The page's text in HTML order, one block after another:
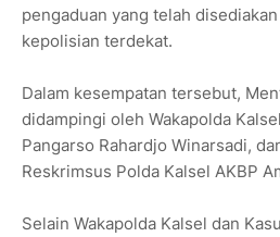
pengaduan yang telah
kepolisian terdekat.
Dalam kesempatan tersebut,
didampingi oleh Wakapolda
Pangarso Rahardjo Winarsadi,
Reskrimsus Polda Kalsel AKBP
Selain Wakapolda Kalsel dan